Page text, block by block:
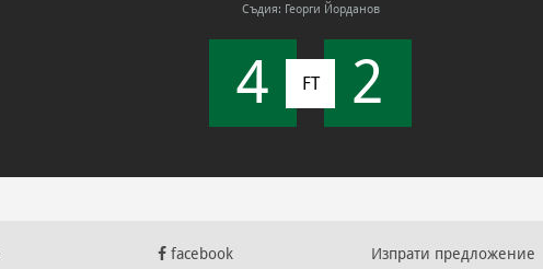
Съдия: Георги Йорданов
4 FT 2
facebook
Изпрати предложение